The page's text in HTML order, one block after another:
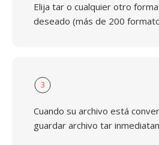
Elija tar o cualquier otro
deseado (más de 200
3
Cuando su archivo está
guardar archivo tar